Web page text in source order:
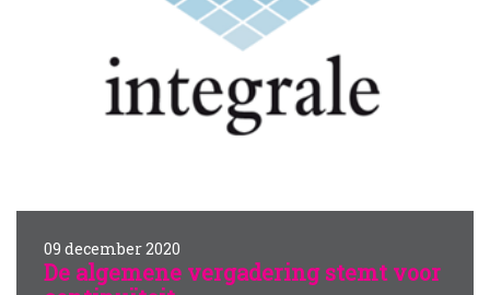
09 december 2020
De algemene vergadering stemt voor